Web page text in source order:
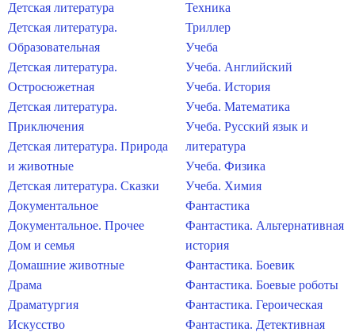
Детская литература
Детская литература.
Образовательная
Детская литература.
Остросюжетная
Детская литература.
Приключения
Детская литература. Природа
и животные
Детская литература. Сказки
Документальное
Документальное. Прочее
Дом и семья
Домашние животные
Драма
Драматургия
Искусство
Техника
Триллер
Учеба
Учеба. Английский
Учеба. История
Учеба. Математика
Учеба. Русский язык и
литература
Учеба. Физика
Учеба. Химия
Фантастика
Фантастика. Альтернативная
история
Фантастика. Боевик
Фантастика. Боевые роботы
Фантастика. Героическая
Фантастика. Детективная